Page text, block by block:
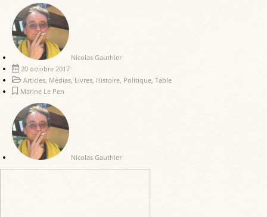
Nicolas Gauthier
20 octobre 2017
Articles, Médias, Livres, Histoire, Politique, Table
Marine Le Pen
Nicolas Gauthier